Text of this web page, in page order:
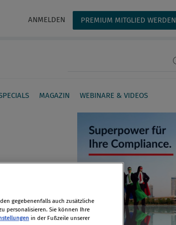
ANMELDEN PREMIUM MITGLIED WERDEN
MAGAZIN WEBINARE & VIDEOS
gegebenenfalls auch zusätzliche
personalisieren. Sie können Ihre
in der Fußzeile unserer